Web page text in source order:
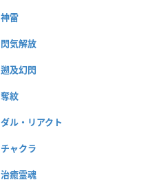
神雷
閃気解放
遡及幻閃
奪紋
ダル・リアクト
チャクラ
治癒霊魂